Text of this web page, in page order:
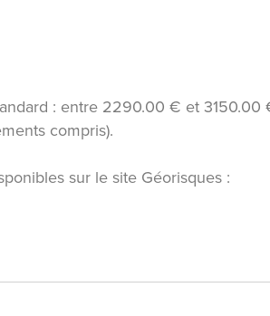
: entre 2290.00 € et 3150.00
compris).
sur le site Géorisques :